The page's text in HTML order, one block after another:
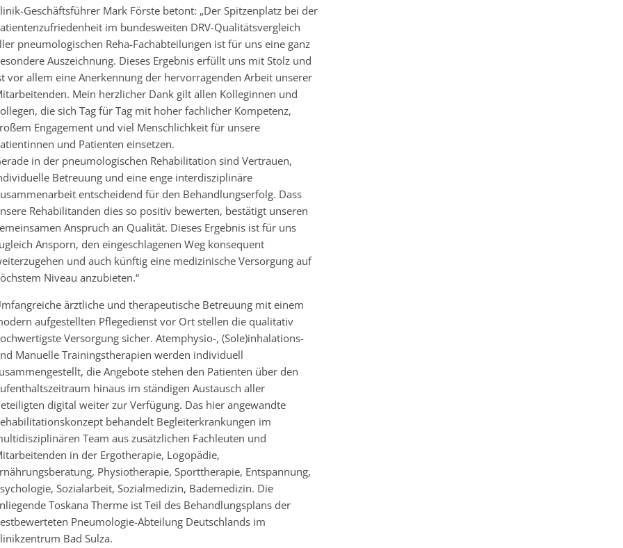
Geschäftsführer Mark Förste betont: „Der Spitzenplatz bei der
im bundesweiten DRV-Qualitätsvergleich
pneumologischen Reha-Fachabteilungen ist für uns eine ganz
Auszeichnung. Dieses Ergebnis erfüllt uns mit Stolz und
vor allem eine Anerkennung der hervorragenden Arbeit unserer
Mein herzlicher Dank gilt allen Kolleginnen und
die sich Tag für Tag mit hoher fachlicher Kompetenz,
Engagement und viel Menschlichkeit für unsere
und Patienten einsetzen.
in der pneumologischen Rehabilitation sind Vertrauen,
Betreuung und eine enge interdisziplinäre
entscheidend für den Behandlungserfolg. Dass
Rehabilitanden dies so positiv bewerten, bestätigt unseren
Anspruch an Qualität. Dieses Ergebnis ist für uns
Ansporn, den eingeschlagenen Weg konsequent
und auch künftig eine medizinische Versorgung auf
Niveau anzubieten.“
ärztliche und therapeutische Betreuung mit einem
aufgestellten Pflegedienst vor Ort stellen die qualitativ
Versorgung sicher. Atemphysio-, (Sole)inhalations-
Manuelle Trainingstherapien werden individuell
die Angebote stehen den Patienten über den
hinaus im ständigen Austausch aller
digital weiter zur Verfügung. Das hier angewandte
behandelt Begleiterkrankungen im
Team aus zusätzlichen Fachleuten und
in der Ergotherapie, Logopädie,
Physiotherapie, Sporttherapie, Entspannung,
Sozialarbeit, Sozialmedizin, Bademedizin. Die
Toskana Therme ist Teil des Behandlungsplans der
Pneumologie-Abteilung Deutschlands im
Bad Sulza.